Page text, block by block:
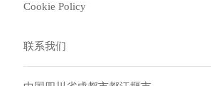
Cookie Policy
联系我们